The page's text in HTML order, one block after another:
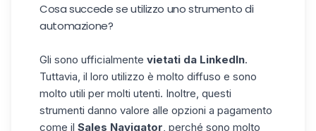
Cosa succede se utilizzo uno strumento di
automazione?
Gli sono ufficialmente vietati da LinkedIn.
Tuttavia, il loro utilizzo è molto diffuso e sono
molto utili per molti utenti. Inoltre, questi
strumenti danno valore alle opzioni a pagamento
come il Sales Navigator , perché sono molto